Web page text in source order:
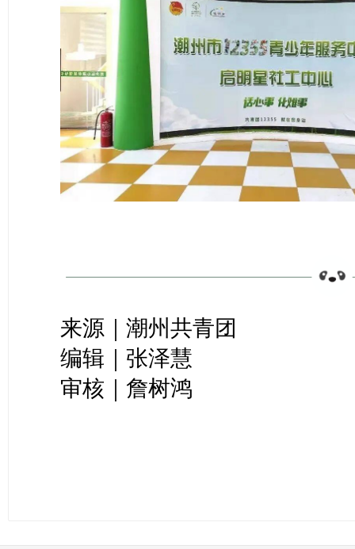
来源｜潮州共青团
编辑｜张泽慧
审核｜詹树鸿